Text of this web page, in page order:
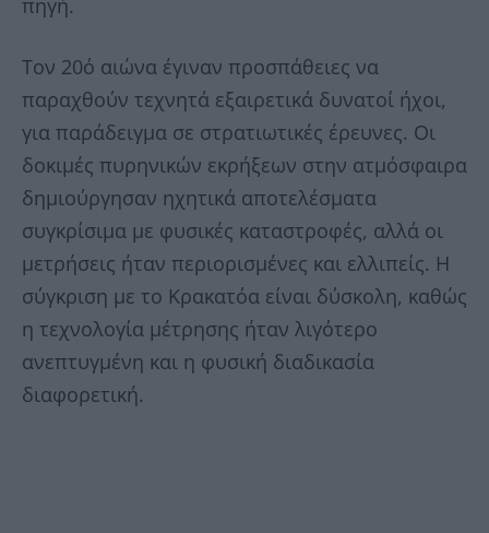
πηγή.
Τον 20ό αιώνα έγιναν προσπάθειες να
παραχθούν τεχνητά εξαιρετικά δυνατοί ήχοι,
για παράδειγμα σε στρατιωτικές έρευνες. Οι
δοκιμές πυρηνικών εκρήξεων στην ατμόσφαιρα
δημιούργησαν ηχητικά αποτελέσματα
συγκρίσιμα με φυσικές καταστροφές, αλλά οι
μετρήσεις ήταν περιορισμένες και ελλιπείς. Η
σύγκριση με το Κρακατόα είναι δύσκολη, καθώς
η τεχνολογία μέτρησης ήταν λιγότερο
ανεπτυγμένη και η φυσική διαδικασία
διαφορετική.